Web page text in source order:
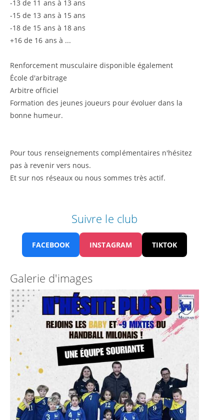
-13 de 11 ans à 13 ans
-15 de 13 ans à 15 ans
-18 de 15 ans à 18 ans
+16 de 16 ans à ...
Renforcement musculaire disponible également
École d'arbitrage
Arbitre officiel
Formation des jeunes joueurs pour évoluer dans la
bonne humeur.
Pour tous renseignements complémentaires n'hésitez
pas à revenir vers nous.
Et sur nos réseaux ou nous sommes très actif.
Suivre le club
FACEBOOK INSTAGRAM TIKTOK
Galerie d'images